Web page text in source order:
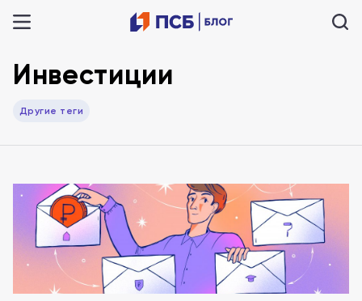
Инвестиции
Другие теги